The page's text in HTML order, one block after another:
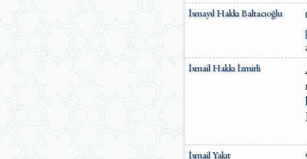
İsmayıl Hakkı Baltacıoğlu
İsmail Hakkı İzmirli
İsmail Yakıt